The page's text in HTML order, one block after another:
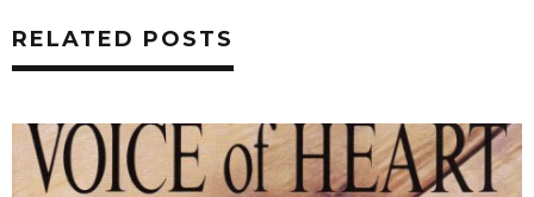
RELATED POSTS